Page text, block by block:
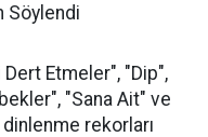
Söylendi
Etmeler", "Dip",
"Sana Ait" ve
rekorları